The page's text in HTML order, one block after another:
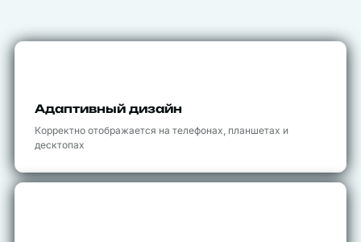
Адаптивный дизайн
Корректно отображается на телефонах, планшетах и
десктопах